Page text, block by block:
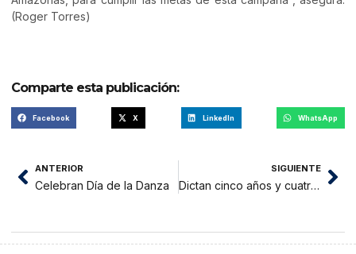
(Roger Torres)
Comparte esta publicación:
Facebook X LinkedIn WhatsApp
ANTERIOR
Celebran Día de la Danza
SIGUIENTE
Dictan cinco años y cuatro meses a expresidente regional de Ucayali